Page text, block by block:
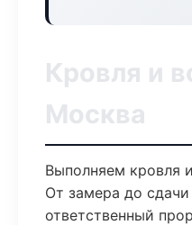
Кровля и
Москва
Выполняем кровля
От замера до
ответственный